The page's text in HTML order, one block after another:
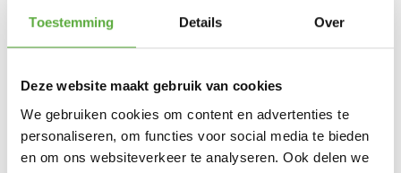
Toestemming Details Over
Deze website maakt gebruik van cookies
We gebruiken cookies om content en advertenties te
personaliseren, om functies voor social media te bieden
en om ons websiteverkeer te analyseren. Ook delen we
Kopersbescherming met Trusted Shops
SKU10152CategorieënHuishouden,KamperenMerk:
Gratis verzending vanaf €250,-*